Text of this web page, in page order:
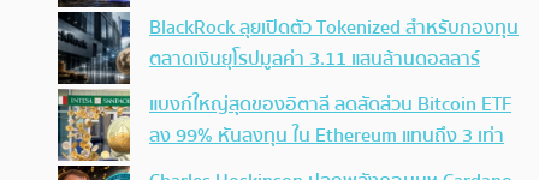
BlackRock ลุยเปิดตัว Tokenized สำหรับกองทุน
ตลาดเงินยุโรปมูลค่า 3.11 แสนล้านดอลลาร์
แบงก์ใหญ่สุดของอิตาลี ลดสัดส่วน Bitcoin ETF
ลง 99% หันลงทุน ใน Ethereum แทนถึง 3 เท่า